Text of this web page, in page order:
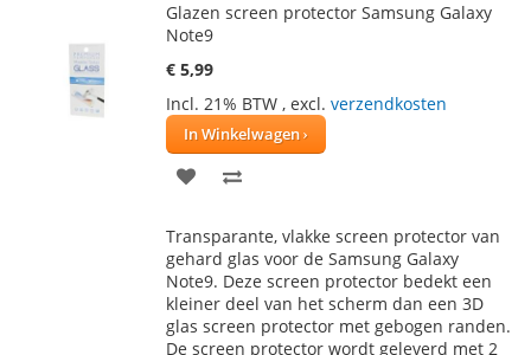
Glazen screen protector Samsung Galaxy
Note9
€ 5,99
Incl. 21% BTW , excl. verzendkosten
In Winkelwagen
VOEG
AAN
VERLANGLIJST
TE
VERGELIJKEN
Transparante, vlakke screen protector van
gehard glas voor de Samsung Galaxy
Note9. Deze screen protector bedekt een
kleiner deel van het scherm dan een 3D
glas screen protector met gebogen randen.
De screen protector wordt geleverd met 2